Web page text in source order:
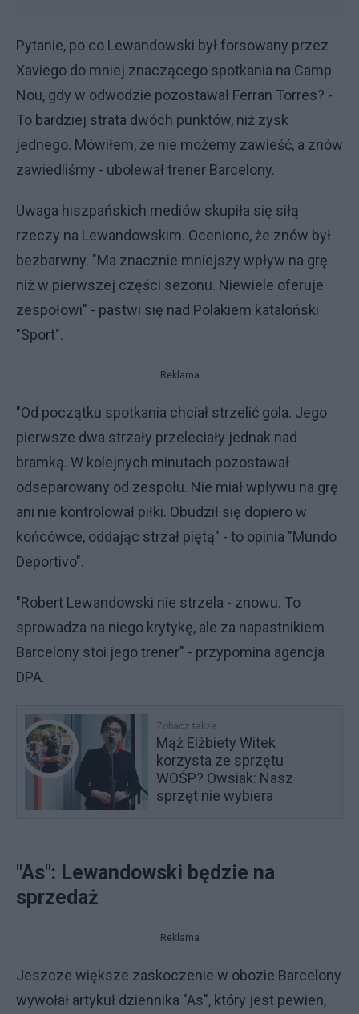
Pytanie, po co Lewandowski był forsowany przez
Xaviego do mniej znaczącego spotkania na Camp
Nou, gdy w odwodzie pozostawał Ferran Torres? -
To bardziej strata dwóch punktów, niż zysk
jednego. Mówiłem, że nie możemy zawieść, a znów
zawiedliśmy - ubolewał trener Barcelony.
Uwaga hiszpańskich mediów skupiła się siłą
rzeczy na Lewandowskim. Oceniono, że znów był
bezbarwny. "Ma znacznie mniejszy wpływ na grę
niż w pierwszej części sezonu. Niewiele oferuje
zespołowi" - pastwi się nad Polakiem kataloński
"Sport".
Reklama
"Od początku spotkania chciał strzelić gola. Jego
pierwsze dwa strzały przeleciały jednak nad
bramką. W kolejnych minutach pozostawał
odseparowany od zespołu. Nie miał wpływu na grę
ani nie kontrolował piłki. Obudził się dopiero w
końcówce, oddając strzał piętą" - to opinia "Mundo
Deportivo".
"Robert Lewandowski nie strzela - znowu. To
sprowadza na niego krytykę, ale za napastnikiem
Barcelony stoi jego trener" - przypomina agencja
DPA.
Zobacz także
Mąż Elżbiety Witek
korzysta ze sprzętu
WOŚP? Owsiak: Nasz
sprzęt nie wybiera
"As": Lewandowski będzie na
sprzedaż
Reklama
Jeszcze większe zaskoczenie w obozie Barcelony
wywołał artykuł dziennika "As", który jest pewien,